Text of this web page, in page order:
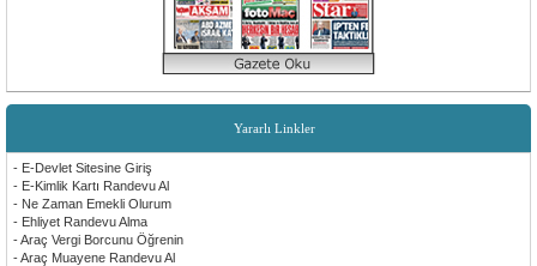
Yararlı Linkler
- E-Devlet Sitesine Giriş
- E-Kimlik Kartı Randevu Al
- Ne Zaman Emekli Olurum
- Ehliyet Randevu Alma
- Araç Vergi Borcunu Öğrenin
- Araç Muayene Randevu Al